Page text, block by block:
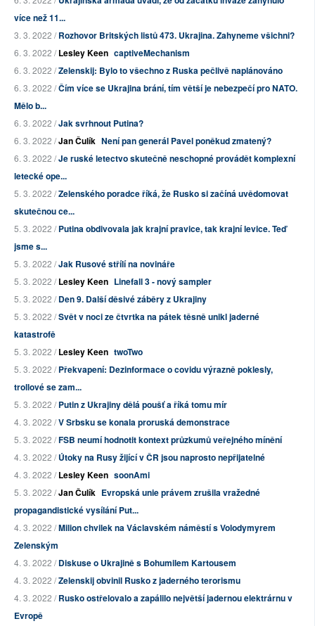
více než 11...
3. 3. 2022 /Rozhovor Britských listů 473. Ukrajina. Zahyneme všichni?
6. 3. 2022 /Lesley Keen captiveMechanism
6. 3. 2022 /Zelenskij: Bylo to všechno z Ruska pečlivě naplánováno
6. 3. 2022 /Čím více se Ukrajina brání, tím větší je nebezpečí pro NATO.
Mělo b...
6. 3. 2022 /Jak svrhnout Putina?
6. 3. 2022 /Jan Čulík Není pan generál Pavel poněkud zmatený?
6. 3. 2022 /Je ruské letectvo skutečně neschopné provádět komplexní
letecké ope...
5. 3. 2022 /Zelenského poradce říká, že Rusko si začíná uvědomovat
skutečnou ce...
5. 3. 2022 /Putina obdivovala jak krajní pravice, tak krajní levice. Teď
jsme s...
5. 3. 2022 /Jak Rusové střílí na novináře
5. 3. 2022 /Lesley Keen Linefall 3 - nový sampler
5. 3. 2022 /Den 9. Další děsivé záběry z Ukrajiny
5. 3. 2022 /Svět v noci ze čtvrtka na pátek těsně unikl jaderné
katastrofě
5. 3. 2022 /Lesley Keen twoTwo
5. 3. 2022 /Překvapení: Dezinformace o covidu výrazně poklesly,
trollové se zam...
5. 3. 2022 /Putin z Ukrajiny dělá poušť a říká tomu mír
4. 3. 2022 /V Srbsku se konala proruská demonstrace
5. 3. 2022 /FSB neumí hodnotit kontext průzkumů veřejného mínění
4. 3. 2022 /Útoky na Rusy žijící v ČR jsou naprosto nepřijatelné
4. 3. 2022 /Lesley Keen soonAmi
5. 3. 2022 /Jan Čulík Evropská unie právem zrušila vražedné
propagandistické vysílání Put...
4. 3. 2022 /Milion chvilek na Václavském náměstí s Volodymyrem
Zelenským
4. 3. 2022 /Diskuse o Ukrajině s Bohumilem Kartousem
4. 3. 2022 /Zelenskij obvinil Rusko z jaderného terorismu
4. 3. 2022 /Rusko ostřelovalo a zapálilo největší jadernou elektrárnu v
Evropě